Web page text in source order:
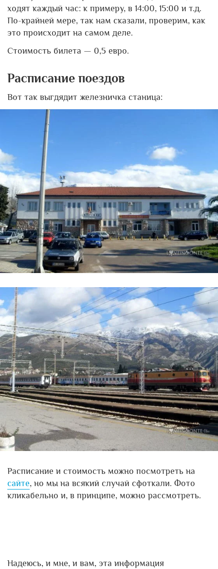
ходят каждый час: к примеру, в 14:00, 15:00 и т.д.
По-крайней мере, так нам сказали, проверим, как
это происходит на самом деле.
Стоимость билета — 0,5 евро.
Расписание поездов
Вот так выгдядит железничка станица:
Расписание и стоимость можно посмотреть на
сайте, но мы на всякий случай сфоткали. Фото
кликабельно и, в принципе, можно рассмотреть.
Надеюсь, и мне, и вам, эта информация